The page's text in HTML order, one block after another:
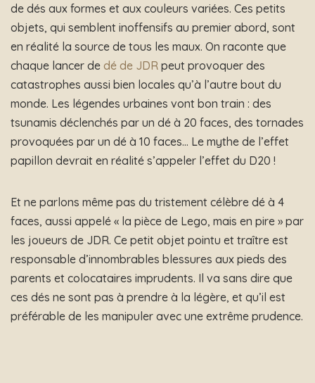
de dés aux formes et aux couleurs variées. Ces petits
objets, qui semblent inoffensifs au premier abord, sont
en réalité la source de tous les maux. On raconte que
chaque lancer de dé de JDR peut provoquer des
catastrophes aussi bien locales qu’à l’autre bout du
monde. Les légendes urbaines vont bon train : des
tsunamis déclenchés par un dé à 20 faces, des tornades
provoquées par un dé à 10 faces… Le mythe de l’effet
papillon devrait en réalité s’appeler l’effet du D20 !
Et ne parlons même pas du tristement célèbre dé à 4
faces, aussi appelé « la pièce de Lego, mais en pire » par
les joueurs de JDR. Ce petit objet pointu et traître est
responsable d’innombrables blessures aux pieds des
parents et colocataires imprudents. Il va sans dire que
ces dés ne sont pas à prendre à la légère, et qu’il est
préférable de les manipuler avec une extrême prudence.